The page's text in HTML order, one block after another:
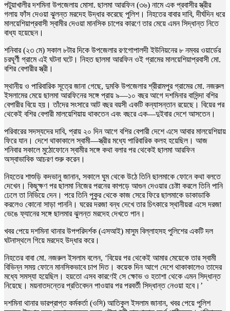
পটুয়াখালীর দশমিনা উপজেলায় মোসা. ছালমা আরফিন (৩৬) নামে এক প্রবাসীর স্ত্রীর
গলায় ফাঁস দেওয়া ঝুলন্ত মরদেহ উদ্ধার করেছে পুলিশ। নিহতের বাবার দাবি, দীর্ঘদিন ধরে
মালয়েশিয়াপ্রবাসী স্বামীর দেওয়া মানসিক চাপের কারণে তার মেয়ে এমন সিদ্ধান্ত নিতে
বাধ্য হয়েছেন।
শনিবার (২৩ মে) সকাল ৮টার দিকে উপজেলার রণগোপালদী ইউনিয়নের ৮ নম্বর ওয়ার্ডের
চরঘূর্ণী গ্রামে এই ঘটনা ঘটে। নিহত ছালমা আরফিন ওই গ্রামের মালয়েশিয়াপ্রবাসী মো.
বশির বেপারীর স্ত্রী।
স্থানীয় ও পারিবারিক সূত্রে জানা গেছে, দুমকি উপজেলার শ্রীরামপুর গ্রামের মো. নজরুল
ইসলামের মেয়ে ছালমা আরফিনের সঙ্গে প্রায় ৯—১০ বছর আগে দশমিনার বাসিন্দা বশির
বেপারীর বিয়ে হয়। তাঁদের সংসারে আট বছর বয়সী একটি কন্যাসন্তান রয়েছে। বিয়ের পর
থেকেই বশির বেপারী মালয়েশিয়ায় থাকতেন এবং বছরে এক—দুইবার দেশে আসতেন।
পরিবারের সদস্যদের দাবি, প্রায় ২০ দিন আগে বশির বেপারী দেশে এসে আবার মালয়েশিয়ায়
ফিরে যান। দেশে থাকাকালে স্বামী—স্ত্রীর মধ্যে পারিবারিক কলহ হয়েছিল। আজ
শনিবার সকালে মুঠোফোনে স্বামীর সঙ্গে কথা বলার পর থেকেই ছালমা আরফিন
অস্বাভাবিক আচরণ শুরু করেন।
নিহতের শাশুড়ি কদভানু জানান, সকালে ঘুম থেকে উঠে তিনি ছালমাকে ফোনে কথা বলতে
দেখেন। কিছুক্ষণ পর ছালমা নিজের পরনের কাপড়ে আগুন দেওয়ার চেষ্টা করলে তিনি পানি
ঢেলে তা নিভিয়ে দেন। পরে তিনি পুকুর থেকে কাজ সেরে ফিরে ছালমাকে ডাকাডাকি
করলেও কোনো সাড়া পাননি। ঘরের দরজা বন্ধ দেখে তার চিৎকারে স্থানীয়রা এসে দরজা
ভেঙে ফ্যানের সঙ্গে ছালমার ঝুলন্ত মরদেহ দেখতে পান।
খবর পেয়ে দশমিনা থানার উপপরিদর্শক (এসআই) মাসুম বিল্লাহসহ পুলিশের একটি দল
ঘটনাস্থলে গিয়ে মরদেহ উদ্ধার করে।
নিহতের বাবা মো. নজরুল ইসলাম বলেন, ‘বিয়ের পর থেকেই আমার মেয়েকে তার স্বামী
বিভিন্ন সময় ফোনে মানসিকভাবে চাপ দিত। কয়েক দিন আগে দেশে থাকাকালেও তাদের
মধ্যে সমস্যা হয়েছিল। হয়তো এসব কারণেই সে ক্ষোভ ও হতাশা থেকে এমন সিদ্ধান্ত
নিয়েছে। ময়নাতদন্তের প্রতিবেদন পাওয়ার পর পরবর্তী সিদ্ধান্ত নেওয়া হবে।’
দশমিনা থানার ভারপ্রাপ্ত কর্মকর্তা (ওসি) আতিকুল ইসলাম জানান, খবর পেয়ে পুলিশ